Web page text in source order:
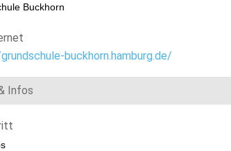
Buckhorn
buckhorn.hamburg.de/
Infos